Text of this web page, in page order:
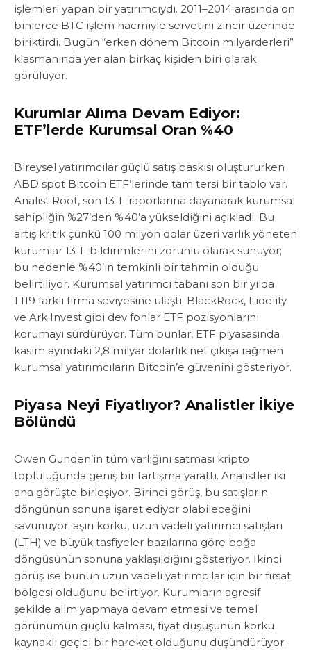
işlemleri yapan bir yatırımcıydı. 2011–2014 arasında on
binlerce BTC işlem hacmiyle servetini zincir üzerinde
biriktirdi. Bugün “erken dönem Bitcoin milyarderleri”
klasmanında yer alan birkaç kişiden biri olarak
görülüyor.
Kurumlar Alıma Devam Ediyor:
ETF’lerde Kurumsal Oran %40
Bireysel yatırımcılar güçlü satış baskısı oluştururken
ABD spot Bitcoin ETF’lerinde tam tersi bir tablo var.
Analist Root, son 13-F raporlarına dayanarak kurumsal
sahipliğin %27’den %40’a yükseldiğini açıkladı. Bu
artış kritik çünkü 100 milyon dolar üzeri varlık yöneten
kurumlar 13-F bildirimlerini zorunlu olarak sunuyor;
bu nedenle %40’ın temkinli bir tahmin olduğu
belirtiliyor. Kurumsal yatırımcı tabanı son bir yılda
1.119 farklı firma seviyesine ulaştı. BlackRock, Fidelity
ve Ark Invest gibi dev fonlar ETF pozisyonlarını
korumayı sürdürüyor. Tüm bunlar, ETF piyasasında
kasım ayındaki 2,8 milyar dolarlık net çıkışa rağmen
kurumsal yatırımcıların Bitcoin’e güvenini gösteriyor.
Piyasa Neyi Fiyatlıyor? Analistler İkiye
Bölündü
Owen Gunden’in tüm varlığını satması kripto
topluluğunda geniş bir tartışma yarattı. Analistler iki
ana görüşte birleşiyor. Birinci görüş, bu satışların
döngünün sonuna işaret ediyor olabileceğini
savunuyor; aşırı korku, uzun vadeli yatırımcı satışları
(LTH) ve büyük tasfiyeler bazılarına göre boğa
döngüsünün sonuna yaklaşıldığını gösteriyor. İkinci
görüş ise bunun uzun vadeli yatırımcılar için bir fırsat
bölgesi olduğunu belirtiyor. Kurumların agresif
şekilde alım yapmaya devam etmesi ve temel
görünümün güçlü kalması, fiyat düşüşünün korku
kaynaklı geçici bir hareket olduğunu düşündürüyor.